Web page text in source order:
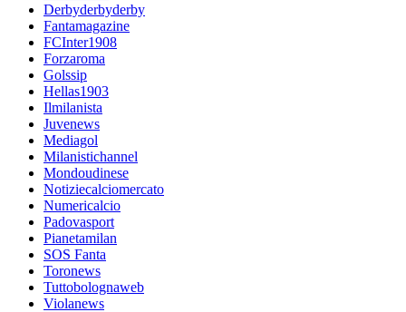
Derbyderbyderby
Fantamagazine
FCInter1908
Forzaroma
Golssip
Hellas1903
Ilmilanista
Juvenews
Mediagol
Milanistichannel
Mondoudinese
Notiziecalciomercato
Numericalcio
Padovasport
Pianetamilan
SOS Fanta
Toronews
Tuttobolognaweb
Violanews